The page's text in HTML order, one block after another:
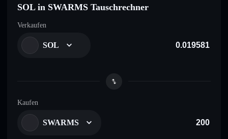
SOL in SWARMS Tauschrechner
Verkaufen
SOL
Kaufen
SWARMS